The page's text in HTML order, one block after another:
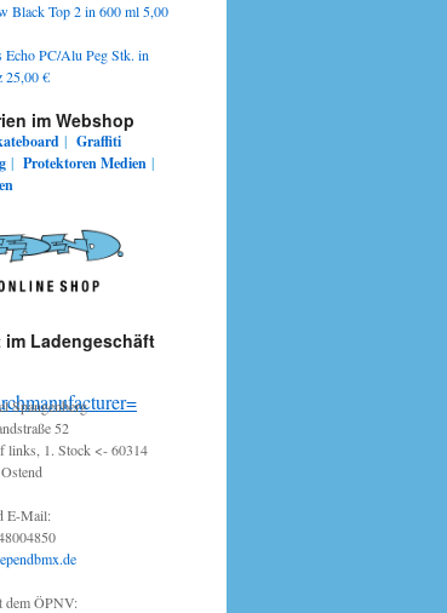
Black Top 2 in 600 ml 5,00
Echo PC/Alu Peg Stk. in
25,00 €
im Webshop
| Graffiti
| ProtektorenMedien |
im Ladengeschäft
Spangenberg
52
links, 1. Stock <- 60314
E-Mail:
dem ÖPNV: